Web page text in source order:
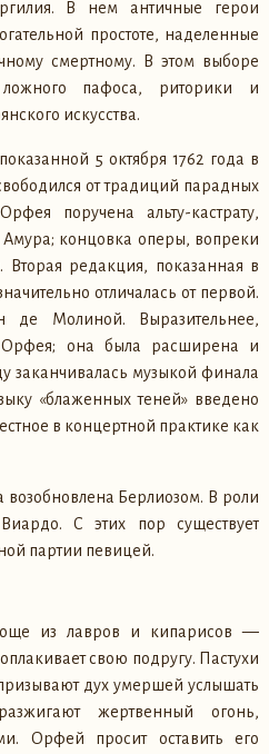
В нем античные герои
простоте, наделенные
смертному. В этом выборе
ложного пафоса, риторики и
искусства.
5 октября 1762 года в
от традиций парадных
поручена альту-кастрату,
концовка оперы, вопреки
Вторая редакция, показанная в
отличалась от первой.
де Молиной. Выразительнее,
Орфея; она была расширена и
заканчивалась музыкой финала
«блаженных теней» введено
в концертной практике как
возобновлена Берлиозом. В роли
С этих пор существует
партии певицей.
из лавров и кипарисов —
свою подругу. Пастухи
дух умершей услышать
жертвенный огонь,
Орфей просит оставить его